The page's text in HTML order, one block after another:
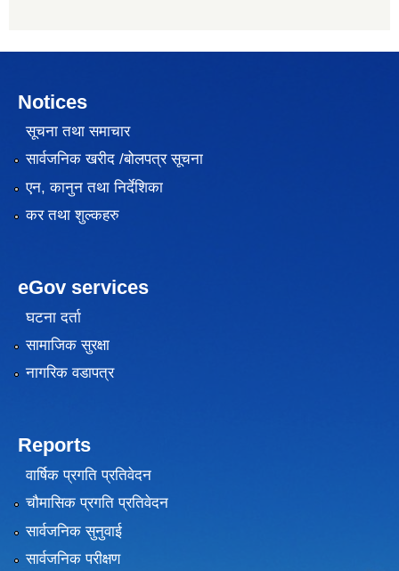
Notices
सूचना तथा समाचार
सार्वजनिक खरीद /बोलपत्र सूचना
एन, कानुन तथा निर्देशिका
कर तथा शुल्कहरु
eGov services
घटना दर्ता
सामाजिक सुरक्षा
नागरिक वडापत्र
Reports
वार्षिक प्रगति प्रतिवेदन
चौमासिक प्रगति प्रतिवेदन
सार्वजनिक सुनुवाई
सार्वजनिक परीक्षण